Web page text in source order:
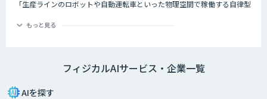
「生産ラインのロボットや自動運転車といった物理空間で稼働する自律型
術」です。
もっと見る
フィジカルAIサービス・企業一覧
AIを探す